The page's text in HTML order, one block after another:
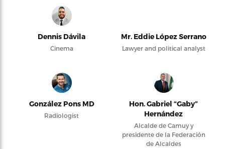
Dennis Dávila
Cinema
Mr. Eddie López Serrano
Lawyer and political analyst
González Pons MD
Radiologist
Hon. Gabriel “Gaby”
Hernández
Alcalde de Camuy y
presidente de la Federación
de Alcaldes